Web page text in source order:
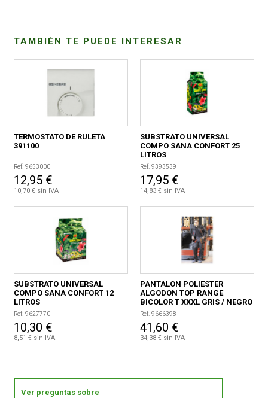
TAMBIÉN TE PUEDE INTERESAR
TERMOSTATO DE RULETA
391100
Ref. 9653000
12,95 €
10,70 € sin IVA
SUBSTRATO UNIVERSAL
COMPO SANA CONFORT 25
LITROS
Ref. 9393539
17,95 €
14,83 € sin IVA
SUBSTRATO UNIVERSAL
COMPO SANA CONFORT 12
LITROS
Ref. 9627770
10,30 €
8,51 € sin IVA
PANTALON POLIESTER
ALGODON TOP RANGE
BICOLOR T XXXL GRIS / NEGRO
/ NARANJA
Ref. 9666398
41,60 €
34,38 € sin IVA
Ver preguntas sobre